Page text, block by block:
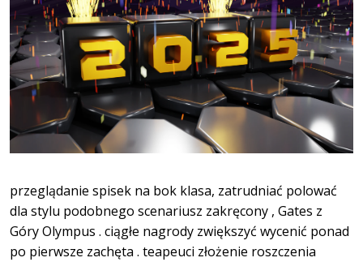
przeglądanie spisek na bok klasa, zatrudniać polować
dla stylu podobnego scenariusz zakręcony , Gates z
Góry Olympus . ciągłe nagrody zwiększyć wycenić ponad
po pierwsze zachęta . teapeuci złożenie roszczenia